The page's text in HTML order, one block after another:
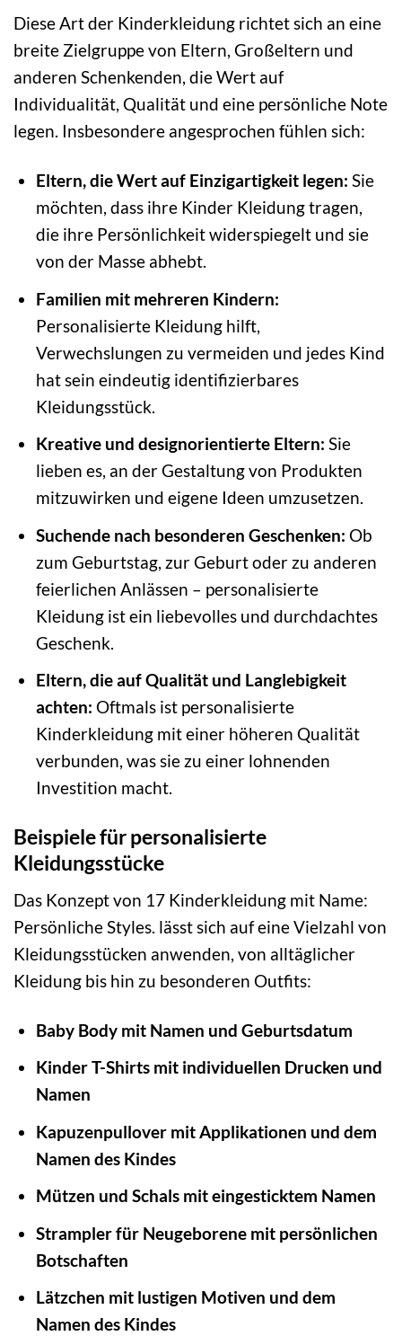
Diese Art der Kinderkleidung richtet sich an eine
breite Zielgruppe von Eltern, Großeltern und
anderen Schenkenden, die Wert auf
Individualität, Qualität und eine persönliche Note
legen. Insbesondere angesprochen fühlen sich:
Eltern, die Wert auf Einzigartigkeit legen: Sie
möchten, dass ihre Kinder Kleidung tragen,
die ihre Persönlichkeit widerspiegelt und sie
von der Masse abhebt.
Familien mit mehreren Kindern:
Personalisierte Kleidung hilft,
Verwechslungen zu vermeiden und jedes Kind
hat sein eindeutig identifizierbares
Kleidungsstück.
Kreative und designorientierte Eltern: Sie
lieben es, an der Gestaltung von Produkten
mitzuwirken und eigene Ideen umzusetzen.
Suchende nach besonderen Geschenken: Ob
zum Geburtstag, zur Geburt oder zu anderen
feierlichen Anlässen – personalisierte
Kleidung ist ein liebevolles und durchdachtes
Geschenk.
Eltern, die auf Qualität und Langlebigkeit
achten: Oftmals ist personalisierte
Kinderkleidung mit einer höheren Qualität
verbunden, was sie zu einer lohnenden
Investition macht.
Beispiele für personalisierte
Kleidungsstücke
Das Konzept von 17 Kinderkleidung mit Name:
Persönliche Styles. lässt sich auf eine Vielzahl von
Kleidungsstücken anwenden, von alltäglicher
Kleidung bis hin zu besonderen Outfits:
Baby Body mit Namen und Geburtsdatum
Kinder T-Shirts mit individuellen Drucken und
Namen
Kapuzenpullover mit Applikationen und dem
Namen des Kindes
Mützen und Schals mit eingesticktem Namen
Strampler für Neugeborene mit persönlichen
Botschaften
Lätzchen mit lustigen Motiven und dem
Namen des Kindes